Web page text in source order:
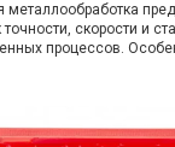
металлообработка
скорости и
процессов.